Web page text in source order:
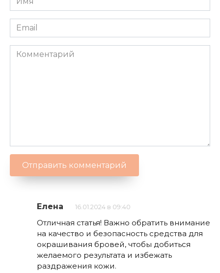
Елена 16.01.2024 в 09:40
Отличная статья! Важно обратить внимание
на качество и безопасность средства для
окрашивания бровей, чтобы добиться
желаемого результата и избежать
раздражения кожи.